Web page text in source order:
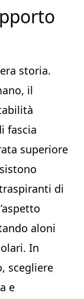
storia.
il
fascia
superiore
di
aloni
In
scegliere
e